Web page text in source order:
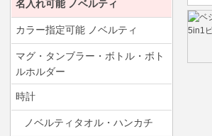
名入れ可能 ノベルティ
カラー指定可能 ノベルティ
マグ・タンブラー・ボトル・ボト
ルホルダー
時計
ノベルティタオル・ハンカチ